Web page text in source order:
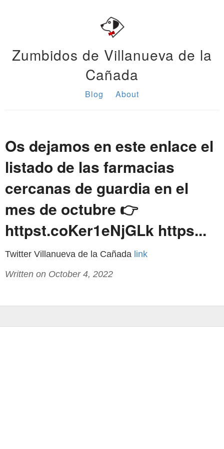
Zumbidos de Villanueva de la
Cañada
Blog About
Os dejamos en este enlace el
listado de las farmacias
cercanas de guardia en el
mes de octubre 👉
httpst.coKer1eNjGLk https...
Twitter Villanueva de la Cañada link
Written on October 4, 2022